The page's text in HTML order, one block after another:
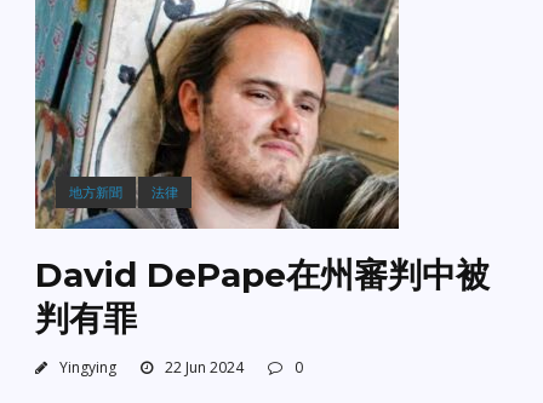
地方新聞 法律
David DePape在州審判中被
判有罪
Yingying 22 Jun 2024 0